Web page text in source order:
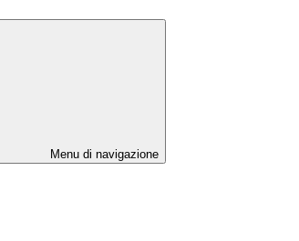
Menu di navigazione